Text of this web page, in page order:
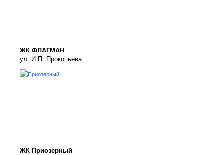
ЖК ФЛАГМАН
ул. И.П. Прокопьева
ЖК Приозерный